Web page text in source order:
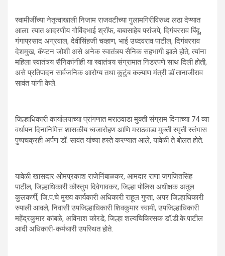
स्वामीजींच्या नेतृत्वाखाली निजाम राजवटीच्या गुलामगिरीविरुध्द लढा देण्यात
आला. त्यात आदरणीय गोविंदभाई श्रॉफ, बाबासाहेब परांजपे, दिगंबरराव बिंदू,
गंगाप्रसाद अग्रवाल, देवीसिंहजी चव्हाण, भाई उध्दवराव पाटील, दिगंबरराव
देशमुख, कॅप्टन जोशी असे अनेक स्वातंत्र्य सैनिक सहभागी झाले होते, त्यांना
महिला स्वातंत्र्य सैनिकांनीही या स्वातंत्र्य संग्रामात निडरपणे साथ दिली होती,
असे प्रतिपादन सार्वजनिक आरोग्य तथा कुटुंब कल्याण मंत्री डॉ.तानाजीराव
सावंत यांनी केले.
जिल्हाधिकारी कार्यालयाच्या प्रांगणात मराठवाडा मुक्ती संग्राम दिनाच्या 74 व्या
वर्धापन दिनानिमित्त शासकीय ध्वजारोहण आणि मराठवाडा मुक्ती स्मृती स्तंभास
पुष्पचक्रही अर्पण डॉ. सावंत यांच्या हस्ते करण्यात आले, यावेळी ते बोलत होते.
यावेळी खासदार ओमप्रकाश राजेनिंबाळकर, आमदार राणा जगजितसिंह
पाटील, जिल्हाधिकारी कौस्तुभ दिवेगावकर, जिल्हा पोलिस अधीक्षक अतुल
कुलकर्णी, जि.प.चे मुख्य कार्यकारी अधिकारी राहूल गुप्ता, अपर जिल्हाधिकारी
रुपाली आवले, निवासी उपजिल्हाधिकारी शिवकुमार स्वामी, उपजिल्हाधिकारी
महेंद्रकुमार कांबळे, अविनाश कोरडे, जिल्हा शल्यचिकित्सक डॉ.डी.के.पाटील
आदी अधिकारी-कर्मचारी उपस्थित होते.